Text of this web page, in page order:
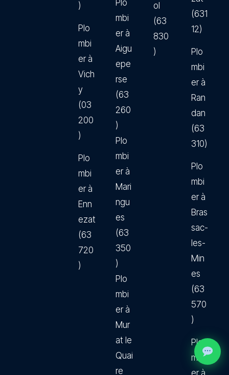
)
Plo
mbi
er à
Vich
y
(03
200
)
Plo
mbi
er à
Enn
ezat
(63
720
)
Plo
mbi
er à
Aigu
epe
rse
(63
260
)
Plo
mbi
er à
Mari
ngu
es
(63
350
)
Plo
mbi
er à
Mur
at le
Quai
re
ol
(63
830
)
(631
12)
Plo
mbi
er à
Ran
dan
(63
310)
Plo
mbi
er à
Bras
sac-
les-
Min
es
(63
570
)
Plo
mbi
er à